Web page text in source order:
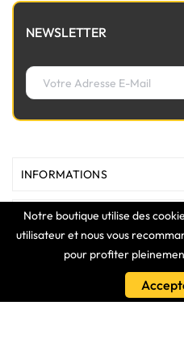
Notre boutique utilise des
utilisateur et nous vous
pour profiter
NEWSLETTER
INFORMATIONS
MAGASIN
VOTRE COMPTE